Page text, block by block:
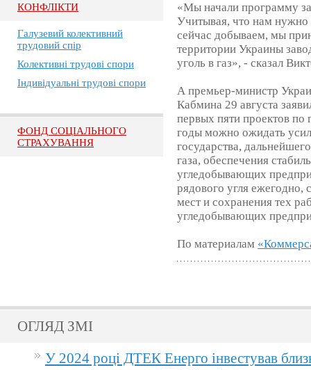
КОНФЛІКТИ
Галузевий колективний
трудовий спір
Колективні трудові спори
Індивідуальні трудові спори
ФОНД СОЦІАЛЬНОГО
СТРАХУВАННЯ
«Мы начали программу
Учитывая, что нам нужно
сейчас добываем, мы
территории Украины
уголь в газ», - сказал
А премьер-министр
Кабмина 29 августа
первых пяти проектов
годы можно ожидать
государства,
газа, обеспечения
угледобывающих
рядового угля ежегодно,
мест и сохранения тех
угледобывающих
По материалам
ОГЛЯД ЗМІ
У 2024 році ДТЕК Енерго інвестував